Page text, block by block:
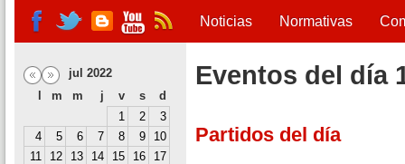
Noticias Normativas
jul 2022
m m j v s
d
1
2
3
4
5 6 7 8 9
10
11
12 13 14 15 16
17
Eventos del día
Partidos del día